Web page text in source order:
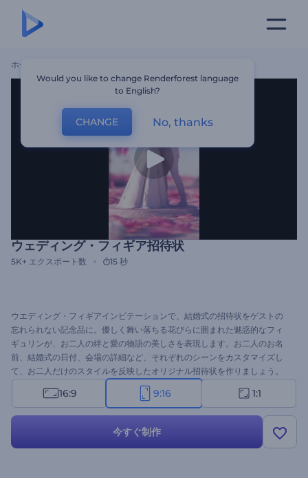
ホーム
ウェディング・フィギア招待状
5K+ エクスポート数 15 秒
ウエディング・フィギアインビテーションで、結婚式の招待状をゲストの
忘れられない記念品に。優しく舞い落ちる花びらに囲まれた魅惑的なフィ
ギュリンが、お二人の絆と愛の物語の美しさを表現します。お二人のお名
前、結婚式の日付、会場の詳細など、それぞれのシーンをカスタマイズし
て、お二人だけのスタイルを反映したオリジナル招待状を作りましょう。
また、ムードを盛り上げるロマンチックなBGMを選んで、招待状動画にロ
マンチックなタッチを加えましょう。今すぐクレートして、結婚式のお知
16:9 9:16 1:1
今すぐ制作
Would you like to change Renderforest language
to English?
CHANGE No, thanks